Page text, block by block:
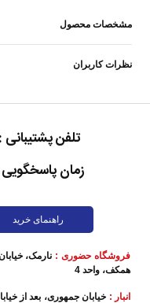
مشخصات محصول
نظرات کاربران
تلفن پشتیبانی :
زمان پاسخگویی :
راهنمای خرید
فروشگاه حضوری : نارمک،
همکف، واحد 4
انبار : خیابان جمهوری، بعد از